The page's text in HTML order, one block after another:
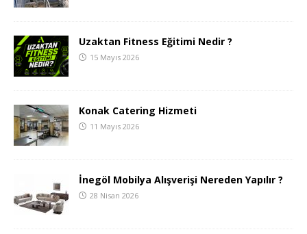
Uzaktan Fitness Eğitimi Nedir ?
15 Mayıs 2026
Konak Catering Hizmeti
11 Mayıs 2026
İnegöl Mobilya Alışverişi Nereden Yapılır ?
28 Nisan 2026